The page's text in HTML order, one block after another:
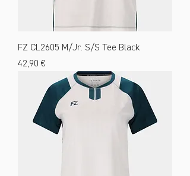
FZ CL2605 M/Jr. S/S Tee Black
Preis
42,90 €